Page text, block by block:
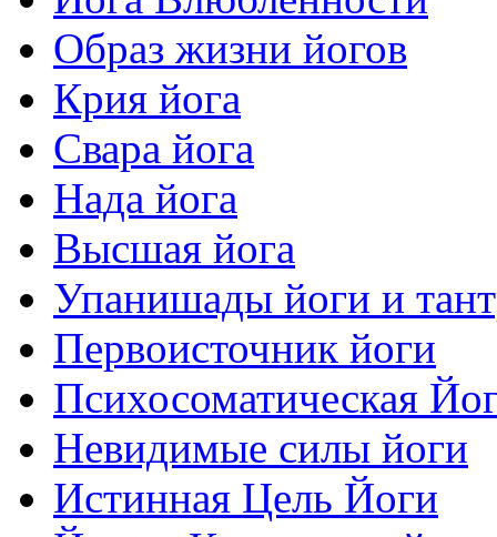
Образ жизни йогов
Крия йога
Свара йога
Нада йога
Высшая йога
Упанишады йоги и
Первоисточник йоги
Психосоматическая
Невидимые силы йоги
Истинная Цель Йоги